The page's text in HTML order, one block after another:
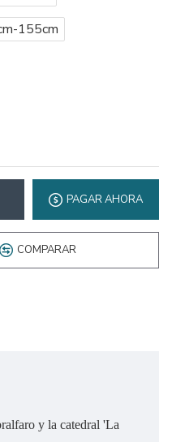
155cm
PAGAR AHORA
COMPARAR
y la catedral 'La